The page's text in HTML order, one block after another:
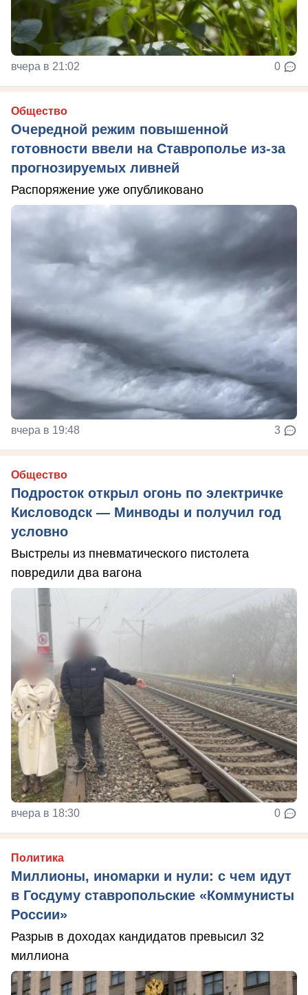
вчера в 21:02 0
Общество
Очередной режим повышенной
готовности ввели на Ставрополье из-за
прогнозируемых ливней
Распоряжение уже опубликовано
вчера в 19:48 3
Общество
Подросток открыл огонь по электричке
Кисловодск — Минводы и получил год
условно
Выстрелы из пневматического пистолета
повредили два вагона
вчера в 18:30 0
Политика
Миллионы, иномарки и нули: с чем идут
в Госдуму ставропольские «Коммунисты
России»
Разрыв в доходах кандидатов превысил 32
миллиона